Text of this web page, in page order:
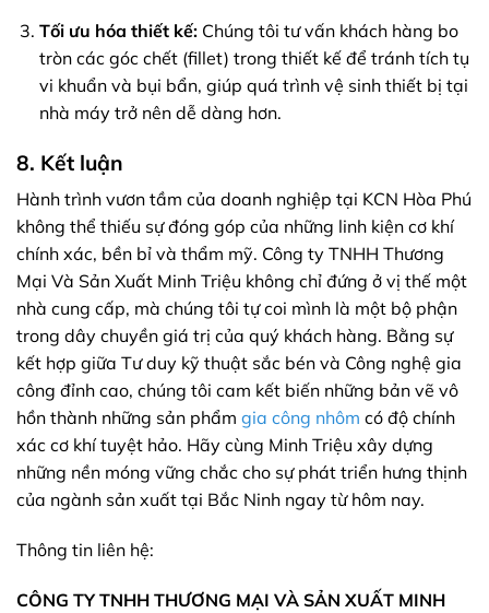
Tối ưu hóa thiết kế:Chúng tôi tư vấn khách hàng bo
tròn các góc chết (fillet) trong thiết kế để tránh tích tụ
vi khuẩn và bụi bẩn, giúp quá trình vệ sinh thiết bị tại
nhà máy trở nên dễ dàng hơn.
8. Kết luận
Hành trình vươn tầm của doanh nghiệp tại KCN Hòa Phú
không thể thiếu sự đóng góp của những linh kiện cơ khí
chính xác, bền bỉ và thẩm mỹ. Công ty TNHH Thương
Mại Và Sản Xuất Minh Triệu không chỉ đứng ở vị thế một
nhà cung cấp, mà chúng tôi tự coi mình là một bộ phận
trong dây chuyền giá trị của quý khách hàng. Bằng sự
kết hợp giữa Tư duy kỹ thuật sắc bén và Công nghệ gia
công đỉnh cao, chúng tôi cam kết biến những bản vẽ vô
hồn thành những sản phẩm gia công nhôm có độ chính
xác cơ khí tuyệt hảo. Hãy cùng Minh Triệu xây dựng
những nền móng vững chắc cho sự phát triển hưng thịnh
của ngành sản xuất tại Bắc Ninh ngay từ hôm nay.
Thông tin liên hệ:
CÔNG TY TNHH THƯƠNG MẠI VÀ SẢN XUẤT MINH